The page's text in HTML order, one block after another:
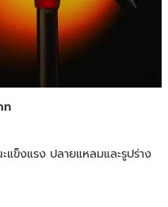
ท
ข็งแรง ปลายแหลมและรูปร่าง